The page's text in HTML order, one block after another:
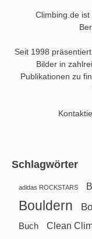
Climbing.de
Seit 1998
Bilder in
Publikationen zu
Schlagwörter
adidas ROCKSTARS
Bouldern
Buch Clean